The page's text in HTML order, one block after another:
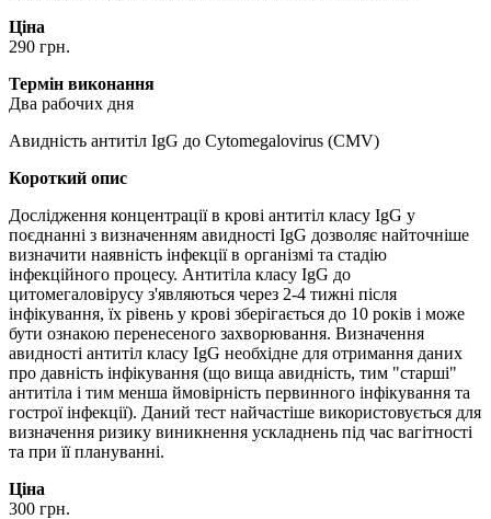
Ціна
290 грн.
Термін виконання
Два рабочих дня
Авидність антитіл IgG до Cytomegalovirus (CMV)
Короткий опис
Дослідження концентрації в крові антитіл класу IgG у
поєднанні з визначенням авидності IgG дозволяє найточніше
визначити наявність інфекції в організмі та стадію
інфекційного процесу. Антитіла класу IgG до
цитомегаловірусу з'являються через 2-4 тижні після
інфікування, їх рівень у крові зберігається до 10 років і може
бути ознакою перенесеного захворювання. Визначення
авидності антитіл класу IgG необхідне для отримання даних
про давність інфікування (що вища авидність, тим "старші"
антитіла і тим менша ймовірність первинного інфікування та
гострої інфекції). Даний тест найчастіше використовується для
визначення ризику виникнення ускладнень під час вагітності
та при її плануванні.
Ціна
300 грн.